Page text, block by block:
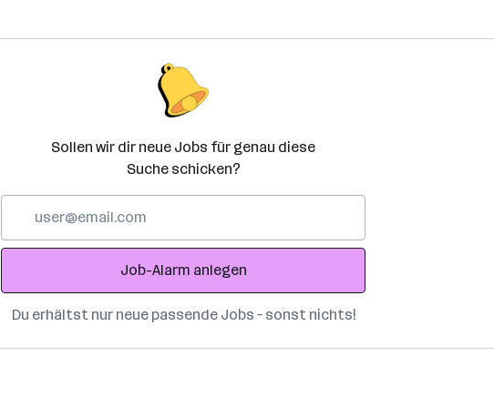
Sollen wir dir neue Jobs für genau diese
Suche schicken?
Adresse
Job-Alarm anlegen
Du erhältst nur neue passende Jobs – sonst nichts!